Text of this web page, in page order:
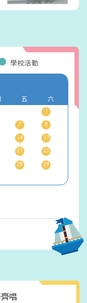
學校活動
五 六
1
7
8
14
15
21
22
28
29
唱